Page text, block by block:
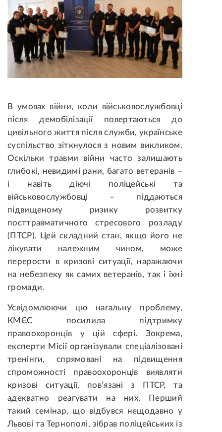
В умовах війни, коли військовослужбовці
після демобілізації повертаються до
цивільного життя після служби, українське
суспільство зіткнулося з новим викликом.
Оскільки травми війни часто залишають
глибокі, невидимі рани, багато ветеранів –
і навіть діючі поліцейські та
військовослужбовці – піддаються
підвищеному ризику розвитку
посттравматичного стресового розладу
(ПТСР). Цей складний стан, якщо його не
лікувати належним чином, може
перерости в кризові ситуації, наражаючи
на небезпеку як самих ветеранів, так і їхні
громади.
Усвідомлюючи цю нагальну проблему,
КМЄС посилила підтримку
правоохоронців у цій сфері. Зокрема,
експерти Місії організували спеціалізовані
тренінги, спрямовані на підвищення
спроможності правоохоронців виявляти
кризові ситуації, пов’язані з ПТСР, та
адекватно реагувати на них. Перший
такий семінар, що відбувся нещодавно у
Львові та Тернополі, зібрав поліцейських із